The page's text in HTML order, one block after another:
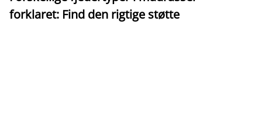
forklaret: Find den rigtige støtte